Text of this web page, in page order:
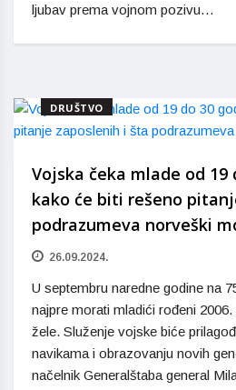
ljubav prema vojnom pozivu…
DRUŠTVO
Vojska čeka mlade od 19
kako će biti rešeno
podrazumeva norveški
26.09.2024.
U septembru naredne godine na
najpre morati mladići rođeni
žele. Služenje vojske biće
navikama i obrazovanju novih
načelnik Generalštaba general